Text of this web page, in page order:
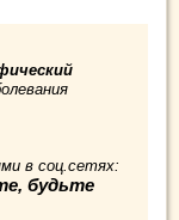
в соц.сетях:
будьте